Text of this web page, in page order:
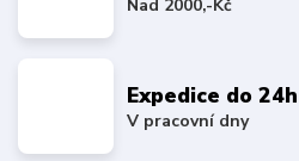
Nad 2000,-Kč
Expedice do 24h
V pracovní dny